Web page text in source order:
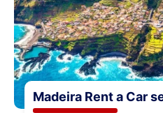
Madeira Rent a Car